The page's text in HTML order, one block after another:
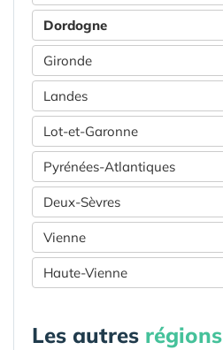
Dordogne
Gironde
Landes
Lot-et-Garonne
Pyrénées-Atlantiques
Deux-Sèvres
Vienne
Haute-Vienne
Les autres régions